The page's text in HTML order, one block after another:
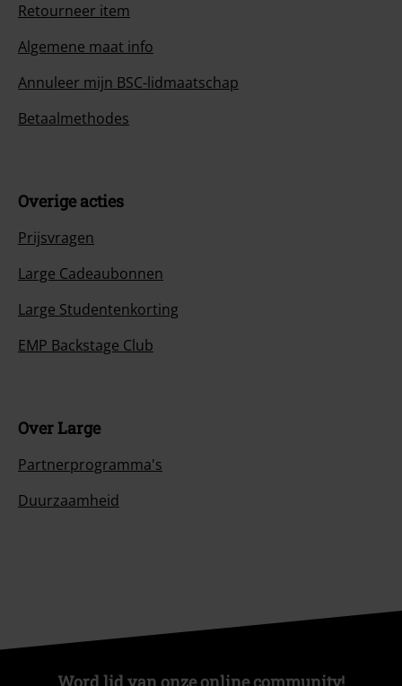
Retourneer item
Algemene maat info
Annuleer mijn BSC-lidmaatschap
Betaalmethodes
Overige acties
Prijsvragen
Large Cadeaubonnen
Large Studentenkorting
EMP Backstage Club
Over Large
Partnerprogramma's
Duurzaamheid
Word lid van onze online community!